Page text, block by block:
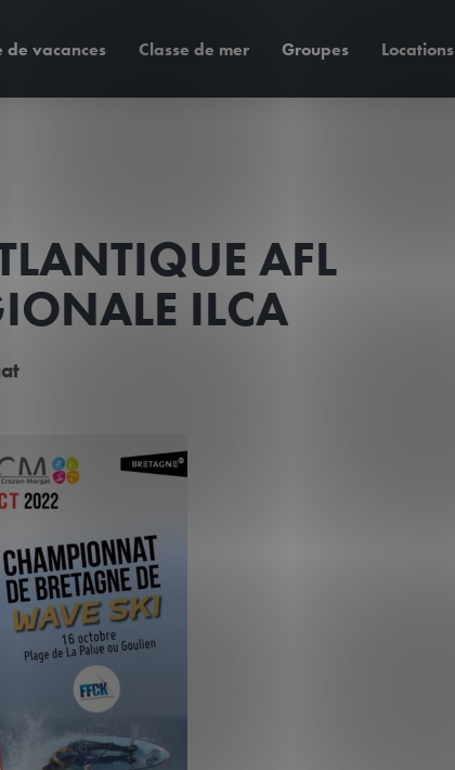
de vacances Classe de mer Groupes Locations
AFL
ILCA